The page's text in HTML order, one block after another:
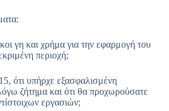
γη και χρήμα για την εφαρμογή του
περιοχή;
ότι υπήρχε εξασφαλισμένη
ζήτημα και ότι θα προχωρούσατε
εργασιών;